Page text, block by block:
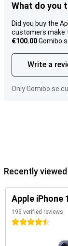
What do you
Did you buy the
customers make
€100.00
Write a
Only Gomibo.se
Recently
Apple iPhone
195 verified reviews
4.5 stars